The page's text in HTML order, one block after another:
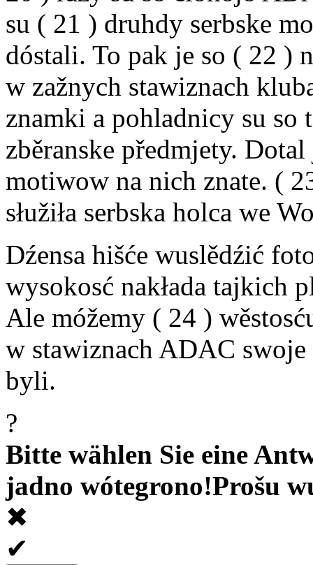
su ( 21 ) druhdy serbske
dóstali. To pak je so ( 22 )
w zažnych stawiznach
znamki a pohladnicy su so
zběranske předmjety.
motiwow na nich znate. (
słužiła serbska holca we
Dźensa hišće wuslědźić
wysokosć nakłada tajkich
Ale móžemy ( 24 )
w stawiznach ADAC
byli.
?
Bitte wählen Sie eine
jadno wótegrono!Prošu
✖
✔